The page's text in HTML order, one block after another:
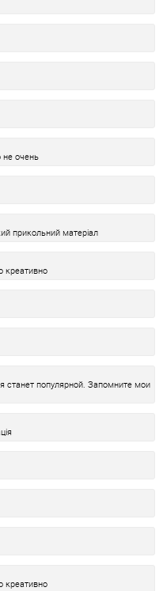
не очень
прикольний матеріал
креативно
станет популярной. Запомните мои
креативно